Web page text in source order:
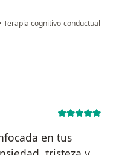
• Terapia cognitivo-conductual
en tus